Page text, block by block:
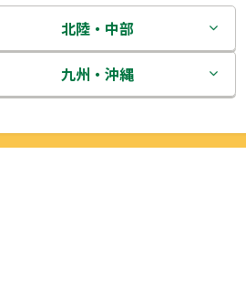
北陸・中部
新潟県
九州・沖縄